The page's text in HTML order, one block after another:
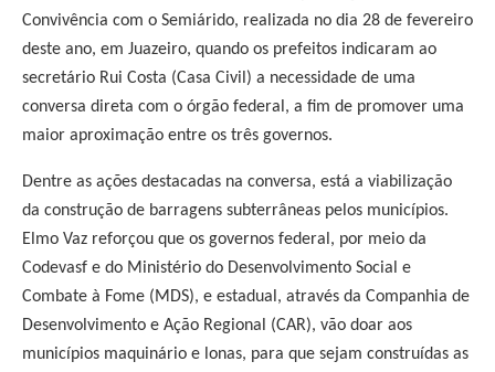
Convivência com o Semiárido, realizada no dia 28 de fevereiro
deste ano, em Juazeiro, quando os prefeitos indicaram ao
secretário Rui Costa (Casa Civil) a necessidade de uma
conversa direta com o órgão federal, a fim de promover uma
maior aproximação entre os três governos.
Dentre as ações destacadas na conversa, está a viabilização
da construção de barragens subterrâneas pelos municípios.
Elmo Vaz reforçou que os governos federal, por meio da
Codevasf e do Ministério do Desenvolvimento Social e
Combate à Fome (MDS), e estadual, através da Companhia de
Desenvolvimento e Ação Regional (CAR), vão doar aos
municípios maquinário e lonas, para que sejam construídas as